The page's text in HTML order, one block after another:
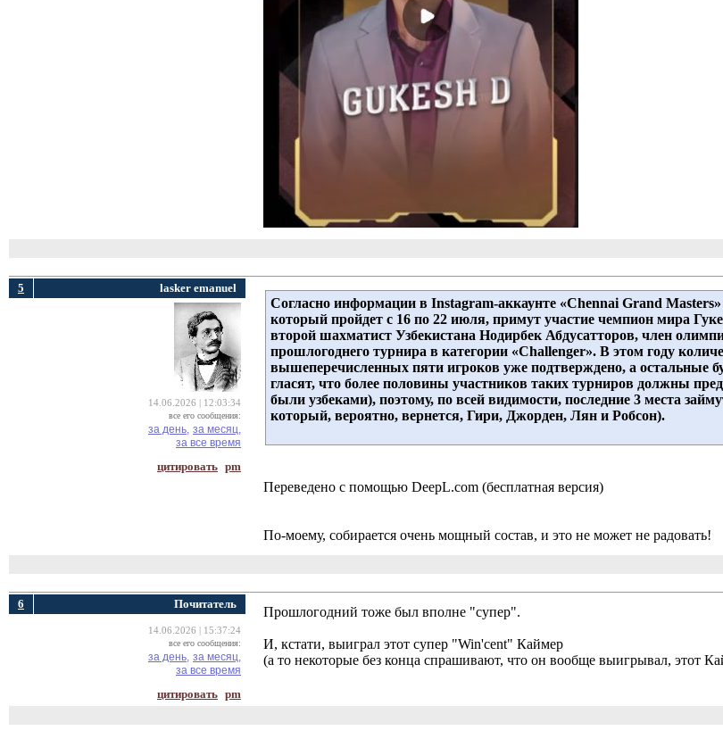
5 lasker emanuel
14.06.2026 | 12:03:34
все его сообщения:
за день, за месяц,
за все время
цитировать pm
Согласно информации в Instagram-аккаунте «Chennai Grand
который пройдет с 16 по 22 июля, примут участие чемпион мира
второй шахматист Узбекистана Нодирбек Абдусатторов, член
прошлогоднего турнира в категории «Challenger». В этом году
вышеперечисленных пяти игроков уже подтверждено, а
гласят, что более половины участников таких турниров должны
были узбеками), поэтому, по всей видимости, последние 3 места
который, вероятно, вернется, Гири, Джорден, Лян и Робсон).
Переведено с помощью DeepL.com (бесплатная версия)
По-моему, собирается очень мощный состав, и это не может не радовать!
6 Почитатель
14.06.2026 | 15:37:24
все его сообщения:
за день, за месяц,
за все время
цитировать pm
Прошлогодний тоже был вполне "супер".
И, кстати, выиграл этот супер "Win'cent" Каймер
(а то некоторые без конца спрашивают, что он вообще выигрывал, этот